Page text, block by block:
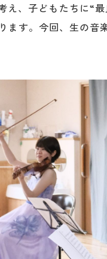
え、子どもたちに“
ます。今回、生の